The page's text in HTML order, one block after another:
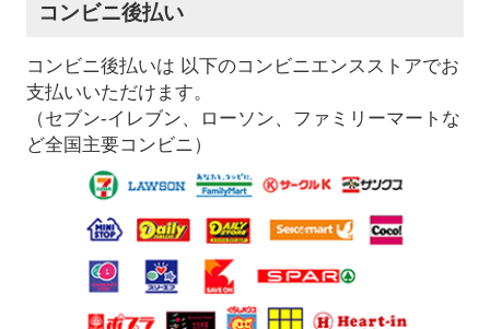
コンビニ後払い
コンビニ後払いは 以下のコンビニエンスストアでお
支払いいただけます。
（セブン-イレブン、ローソン、ファミリーマートな
ど全国主要コンビニ）